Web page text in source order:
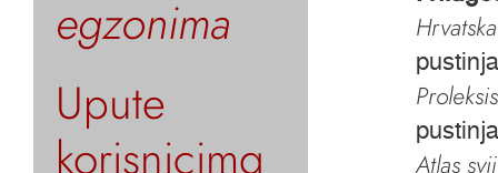
egzonima
Upute
korisnicima
pustinja
pustinja
Atlas